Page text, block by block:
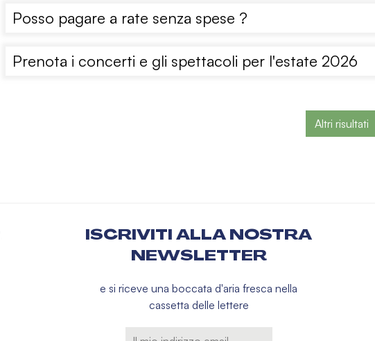
Posso pagare a rate senza spese ?
Prenota i concerti e gli spettacoli per l'estate 2026
Altri risultati
ISCRIVITI ALLA NOSTRA
NEWSLETTER
e si riceve una boccata d'aria fresca nella
cassetta delle lettere